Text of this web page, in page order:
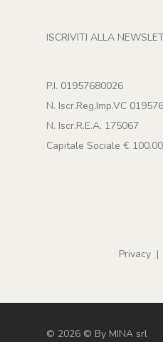
ISCRIVITI ALLA
P.I. 01957680026
N. Iscr.Reg.Imp.VC
N. Iscr.R.E.A. 175067
Capitale Sociale €
Privacy |
© 2026 © By MINA srl